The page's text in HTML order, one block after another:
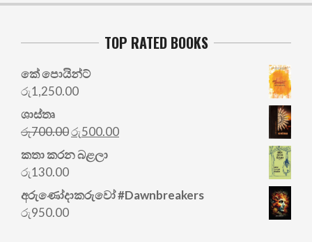
TOP RATED BOOKS
කේ පොයින්ට්
රු1,250.00
ශාස්තෘ
රු700.00Original
price
was:
රු500.00Current
කතා කරන බළලා
රු130.00
අරු‍ණෝදාකරුවෝ #Dawnbreakers
රු950.00